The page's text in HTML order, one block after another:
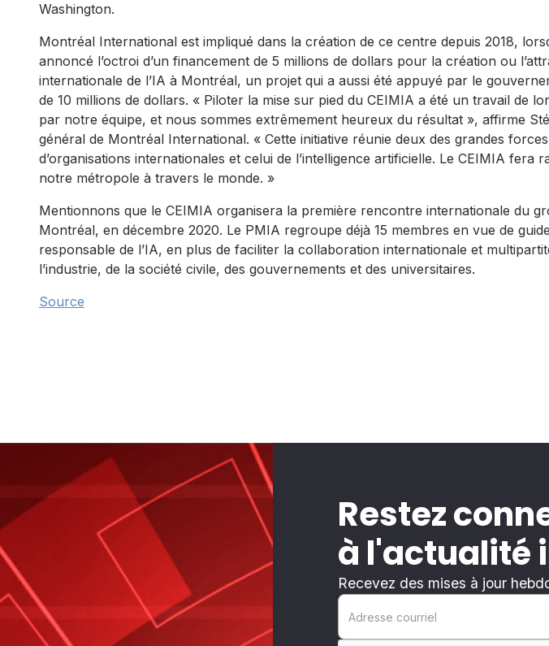
Washington.
Montréal International est impliqué dans la création de ce centre depuis 2018,
annoncé l’octroi d’un financement de 5 millions de dollars pour la création ou
internationale de l’IA à Montréal, un projet qui a aussi été appuyé par le
de 10 millions de dollars. « Piloter la mise sur pied du CEIMIA a été un travail de
par notre équipe, et nous sommes extrêmement heureux du résultat », affirme
général de Montréal International. « Cette initiative réunie deux des grandes
d’organisations internationales et celui de l’intelligence artificielle. Le CEIMIA fera
notre métropole à travers le monde. »
Mentionnons que le CEIMIA organisera la première rencontre internationale du
Montréal, en décembre 2020. Le PMIA regroupe déjà 15 membres en vue de
responsable de l’IA, en plus de faciliter la collaboration internationale et
l’industrie, de la société civile, des gouvernements et des universitaires.
Source
Restez
à l'actualité
Recevez des mises à jour